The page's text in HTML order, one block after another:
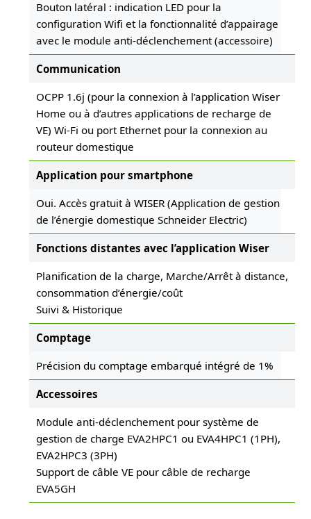
Bouton latéral : indication LED pour la
configuration Wifi et la fonctionnalité d’appairage
avec le module anti-déclenchement (accessoire)
Communication
OCPP 1.6j (pour la connexion à l’application Wiser
Home ou à d’autres applications de recharge de
VE) Wi-Fi ou port Ethernet pour la connexion au
routeur domestique
Application pour smartphone
Oui. Accès gratuit à WISER (Application de gestion
de l’énergie domestique Schneider Electric)
Fonctions distantes avec l’application Wiser
Planification de la charge, Marche/Arrêt à distance,
consommation d’énergie/coût
Suivi & Historique
Comptage
Précision du comptage embarqué intégré de 1%
Accessoires
Module anti-déclenchement pour système de
gestion de charge EVA2HPC1 ou EVA4HPC1 (1PH),
EVA2HPC3 (3PH)
Support de câble VE pour câble de recharge
EVA5GH